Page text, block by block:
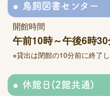
鳥飼図書センター
開館時間
午前10時～午後6時
※貸出は閉館の10分前に終了
休館日(2館共通)